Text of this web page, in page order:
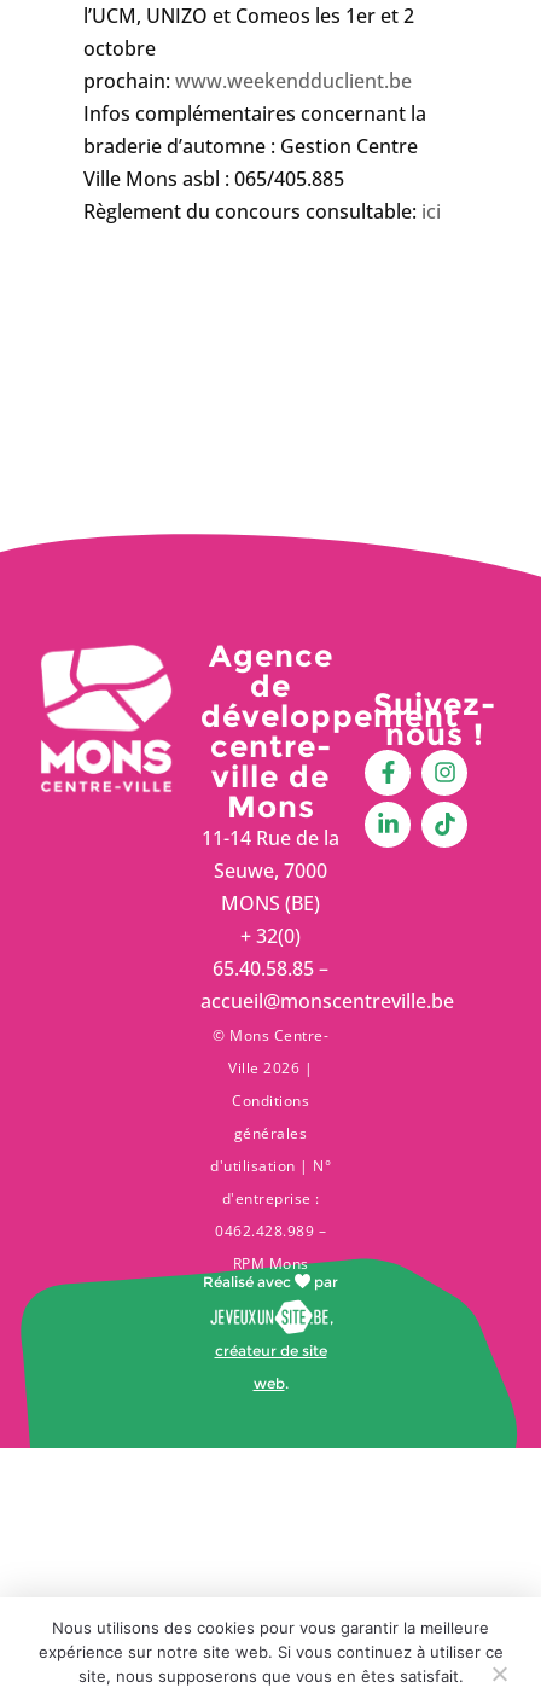
l’UCM, UNIZO et Comeos les 1er et 2
octobre
prochain:www.weekendduclient.be
Infos complémentaires concernant la
braderie d’automne : Gestion Centre
Ville Mons asbl : 065/405.885
Règlement du concours consultable: ici
Agence
de
développement
centre-
ville de
Mons
11-14 Rue de la
Seuwe, 7000
MONS (BE)
+ 32(0)
65.40.58.85 –
accueil@monscentreville.be
© Mons Centre-
Ville 2026 |
Conditions
générales
d'utilisation | N°
d'entreprise :
0462.428.989 –
RPM Mons
Réalisé avec par
,
créateur de site
web.
Suivez-
nous !
Nous utilisons des cookies pour vous garantir la meilleure
expérience sur notre site web. Si vous continuez à utiliser ce
site, nous supposerons que vous en êtes satisfait.